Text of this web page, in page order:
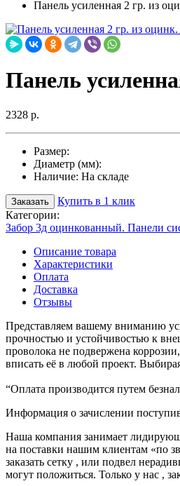
Панель усиленная 2 гр. из
Панель
2328 р.
Размер:
Диаметр (мм):
Наличие: На складе
Заказать
Купить в 1 клик
Категории:
Забор 3д оцинкованный. Панели
Описание товара
Характеристики
Оплата
Доставка
Отзывы
Представляем вашему вниманию
прочностью и устойчивостью к
проволока не подвержена
вписать её в любой проект.
“Оплата производится путем
Информация о зачислении
Наша компания занимает
на поставки нашим клиентам «по
заказать сетку , или подвел
могут положиться. Только у нас ,